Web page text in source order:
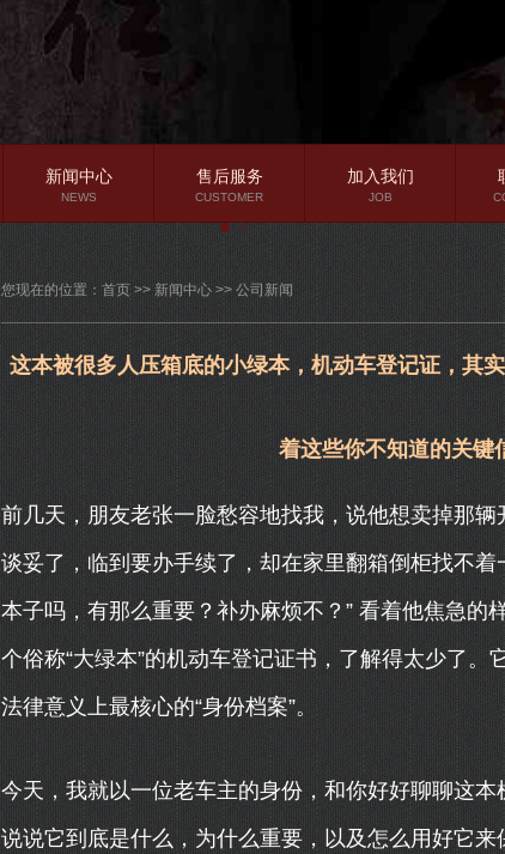
行业资讯
常见问题
新闻中心
NEWS
售后服务
CUSTOMER
加入我们
JOB
您现在的位置： 首页 >> 新闻中心 >> 公司新闻
这本被很多人压箱底的小绿本，机动车登记证，其
着这些你不知道的关键
前几天，朋友老张一脸愁容地找我，说他想卖掉那
谈妥了，临到要办手续了，却在家里翻箱倒柜找不着
本子吗，有那么重要？补办麻烦不？” 看着他焦急的
个俗称“大绿本”的机动车登记证书，了解得太少了
法律意义上最核心的“身份档案”。
今天，我就以一位老车主的身份，和你好好聊聊这
说说它到底是什么，为什么重要，以及怎么用好它来